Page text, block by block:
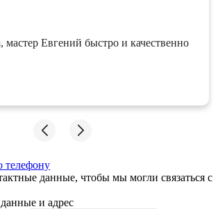
Евгений быстро и качественно
телефону
данные, чтобы мы могли связаться с
и адрес